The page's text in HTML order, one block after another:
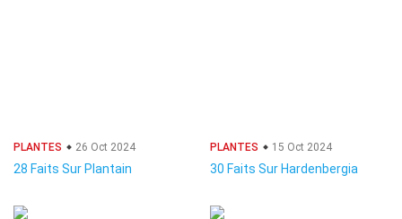
PLANTES 26 Oct 2024
28 Faits Sur Plantain
PLANTES 15 Oct 2024
30 Faits Sur Hardenbergia